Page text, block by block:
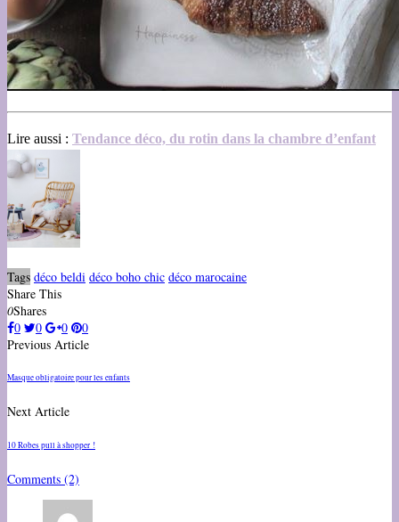
Lire aussi : Tendance déco, du rotin dans la chambre d’enfant
Tags déco beldi déco boho chic déco marocaine
Share This
0Shares
0
0 0
0
Previous Article
Masque obligatoire pour les enfants
Next Article
10 Robes pull à shopper !
Comments (2)